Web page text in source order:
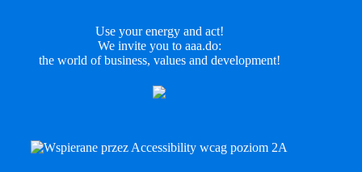
Use your energy and act!
We invite you to aaa.do:
the world of business, values and development!
LinkedIn